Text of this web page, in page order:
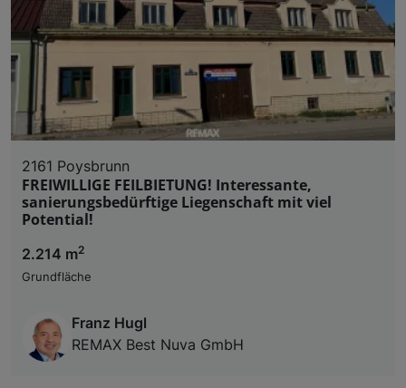
2161 Poysbrunn
FREIWILLIGE FEILBIETUNG! Interessante,
sanierungsbedürftige Liegenschaft mit viel
Potential!
2.214 m2
Grundfläche
Franz Hugl
REMAX Best Nuva GmbH